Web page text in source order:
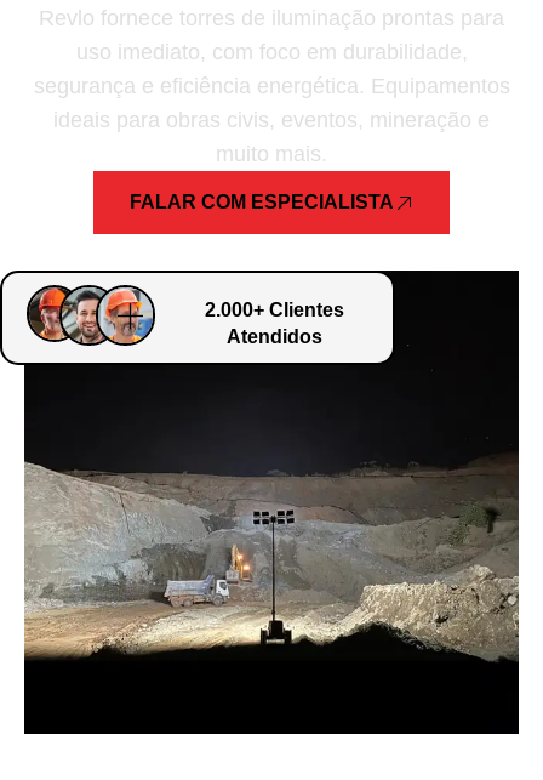
Revlo fornece torres de iluminação prontas para
uso imediato, com foco em durabilidade,
segurança e eficiência energética. Equipamentos
ideais para obras civis, eventos, mineração e
muito mais.
FALAR COM ESPECIALISTA
2.000+ Clientes
Atendidos